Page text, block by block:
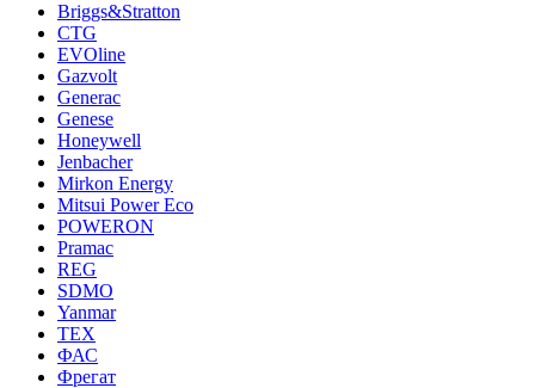
Briggs&Stratton
CTG
EVOline
Gazvolt
Generac
Genese
Honeywell
Jenbacher
Mirkon Energy
Mitsui Power Eco
POWERON
Pramac
REG
SDMO
Yanmar
ТЕХ
ФАС
Фрегат